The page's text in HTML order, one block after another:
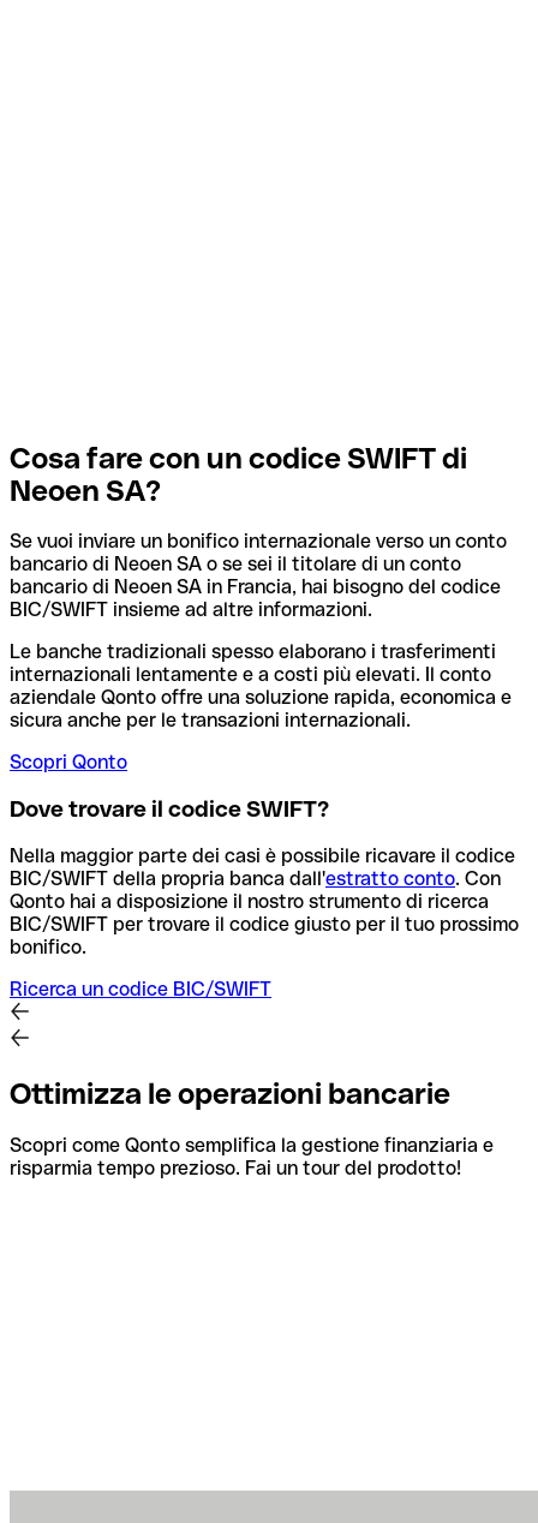
Cosa fare con un codice SWIFT di
Neoen SA?
Se vuoi inviare un bonifico internazionale verso un conto
bancario di Neoen SA o se sei il titolare di un conto
bancario di Neoen SA in Francia, hai bisogno del codice
BIC/SWIFT insieme ad altre informazioni.
Le banche tradizionali spesso elaborano i trasferimenti
internazionali lentamente e a costi più elevati. Il conto
aziendale Qonto offre una soluzione rapida, economica e
sicura anche per le transazioni internazionali.
Scopri Qonto
Dove trovare il codice SWIFT?
Nella maggior parte dei casi è possibile ricavare il codice
BIC/SWIFT della propria banca dall'estratto conto. Con
Qonto hai a disposizione il nostro strumento di ricerca
BIC/SWIFT per trovare il codice giusto per il tuo prossimo
bonifico.
Ricerca un codice BIC/SWIFT
Ottimizza le operazioni bancarie
Scopri come Qonto semplifica la gestione finanziaria e
risparmia tempo prezioso. Fai un tour del prodotto!